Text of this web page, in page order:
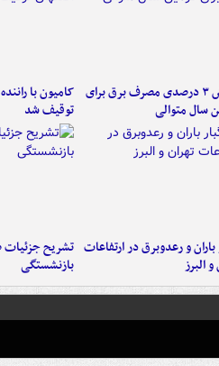
کاهش ۳ درصدی مصرف برق برای
سال متوالی
توقیف شد
باران و رعدوبرق در ارتفاعات
البرز
تشریح
بازنشستگی